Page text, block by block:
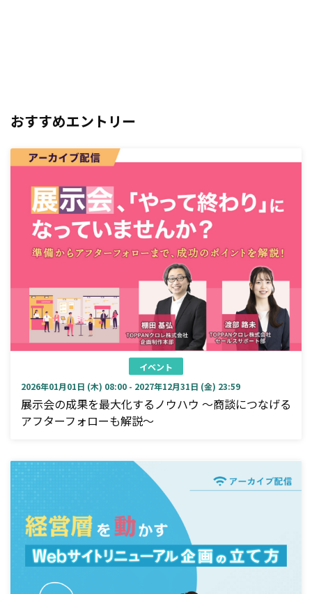
おすすめエントリー
イベント
2026年01月01日 (木) 08:00 - 2027年12月31日 (金) 23:59
展示会の成果を最大化するノウハウ ～商談につなげる
アフターフォローも解説～